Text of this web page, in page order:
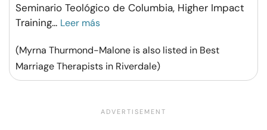
Seminario Teológico de Columbia, Higher Impact
Training... Leer más
(Myrna Thurmond-Malone is also listed in Best
Marriage Therapists in Riverdale)